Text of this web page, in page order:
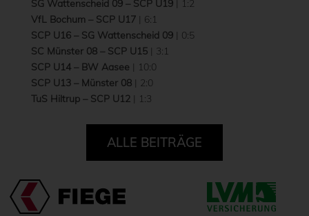
SG Wattenscheid 09 – SCP U19| 1:2
VfL Bochum – SCP U17| 6:1
SCP U16 – SG Wattenscheid 09| 0:5
SC Münster 08 – SCP U15| 3:1
SCP U14 – BW Aasee | 10:0
SCP U13 – Münster 08| 2:0
TuS Hiltrup – SCP U12| 1:3
ALLE BEITRÄGE